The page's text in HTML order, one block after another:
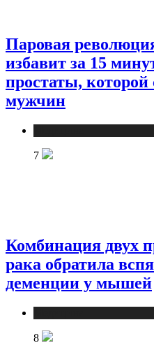
Паровая
избавит за 15
простаты, которой
мужчин
7
Комбинация двух
рака обратила
деменции у мышей
8